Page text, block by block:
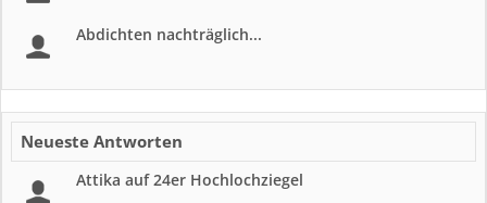
Abdichten nachträglich...
Neueste Antworten
Attika auf 24er Hochlochziegel